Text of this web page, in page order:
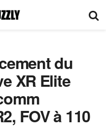
du
XR Elite
FOV à 110